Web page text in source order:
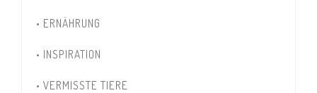
• ERNÄHRUNG
• INSPIRATION
• VERMISSTE TIERE